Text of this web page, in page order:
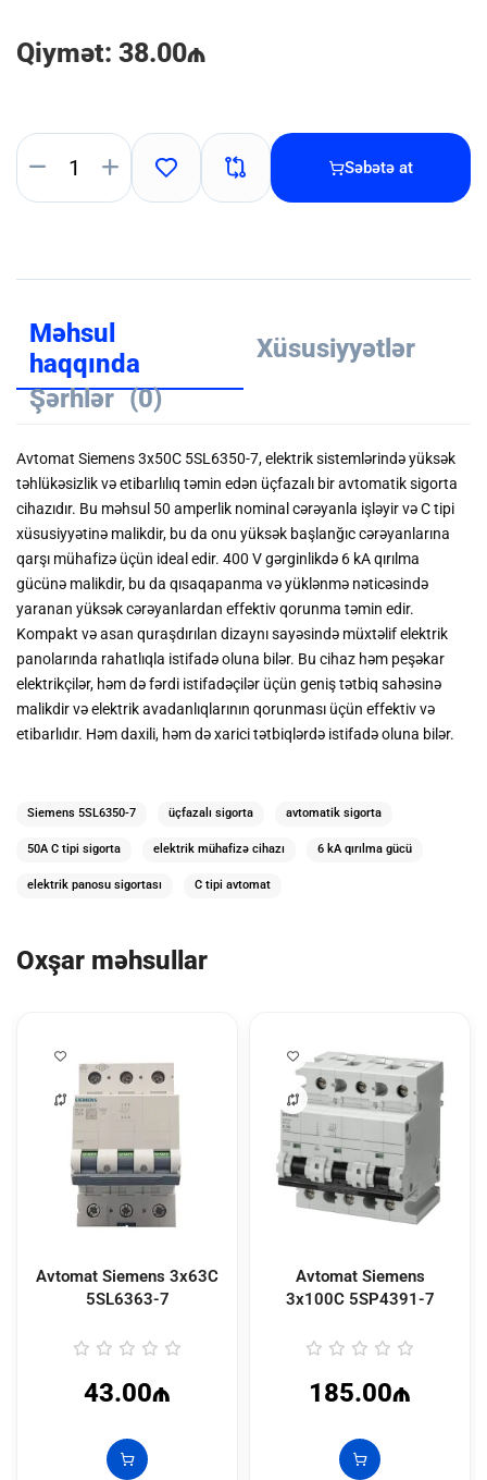
Qiymət: 38.00₼
Səbətə at
Məhsul
haqqında
Xüsusiyyətlər
Şərhlər (0)
Avtomat Siemens 3x50C 5SL6350-7, elektrik sistemlərində yüksək
təhlükəsizlik və etibarlılıq təmin edən üçfazalı bir avtomatik sigorta
cihazıdır. Bu məhsul 50 amperlik nominal cərəyanla işləyir və C tipi
xüsusiyyətinə malikdir, bu da onu yüksək başlanğıc cərəyanlarına
qarşı mühafizə üçün ideal edir. 400 V gərginlikdə 6 kA qırılma
gücünə malikdir, bu da qısaqapanma və yüklənmə nəticəsində
yaranan yüksək cərəyanlardan effektiv qorunma təmin edir.
Kompakt və asan quraşdırılan dizaynı sayəsində müxtəlif elektrik
panolarında rahatlıqla istifadə oluna bilər. Bu cihaz həm peşəkar
elektrikçilər, həm də fərdi istifadəçilər üçün geniş tətbiq sahəsinə
malikdir və elektrik avadanlıqlarının qorunması üçün effektiv və
etibarlıdır. Həm daxili, həm də xarici tətbiqlərdə istifadə oluna bilər.
Siemens 5SL6350-7 üçfazalı sigorta avtomatik sigorta
50A C tipi sigorta elektrik mühafizə cihazı 6 kA qırılma gücü
elektrik panosu sigortası C tipi avtomat​
Oxşar məhsullar
Avtomat Siemens 3x63C
5SL6363-7
43.00₼
Avtomat Siemens
3x100C 5SP4391-7
185.00₼